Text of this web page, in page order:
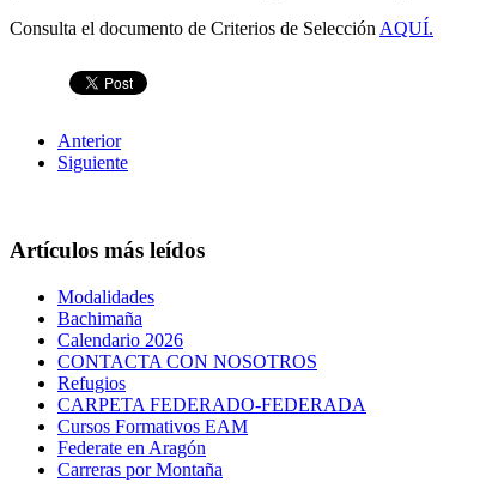
Consulta el documento de Criterios de Selección AQUÍ.
Anterior
Siguiente
Artículos más leídos
Modalidades
Bachimaña
Calendario 2026
CONTACTA CON NOSOTROS
Refugios
CARPETA FEDERADO-FEDERADA
Cursos Formativos EAM
Federate en Aragón
Carreras por Montaña